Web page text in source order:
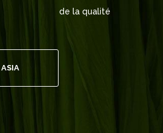
de la qualité
ASIA